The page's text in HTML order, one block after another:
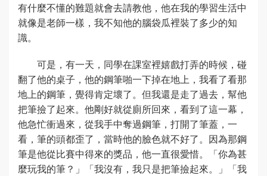
有什麼不懂的難題就會去請教他，他在我的學習生活中
就像是老師一樣，我不知他的腦袋瓜裡裝了多少的知
識。
可是，有一天，同學在課室裡嬉戲打弄的時候，碰
翻了他的桌子，他的鋼筆啪一下掉在地上，我看了看那
地上的鋼筆，覺得肯定壞了。但我還是走了過去，幫他
把筆撿了起來。他剛好就從廁所回來，看到了這一幕，
他急忙衝過來，從我手中奪過鋼筆，打開了筆蓋，一
看，筆的頭都歪了，當時他的臉色就不好了。因為那鋼
筆是他從比賽中得來的獎品，他一直很愛惜。「你為甚
麼玩我的筆？」「我沒有，我只是把筆撿起來。」「我